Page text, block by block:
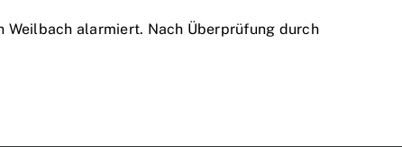
Weilbach alarmiert. Nach Überprüfung durch